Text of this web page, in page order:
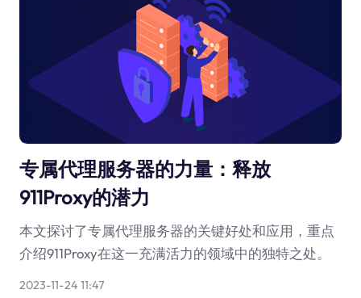
专属代理服务器的力量：释放
911Proxy的潜力
本文探讨了专属代理服务器的关键好处和应用，重点
介绍911Proxy在这一充满活力的领域中的独特之处。
2023-11-24 11:47